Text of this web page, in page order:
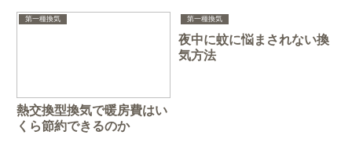
第一種換気
熱交換型換気で暖房費はい
くら節約できるのか
第一種換気
夜中に蚊に悩まされない換
気方法